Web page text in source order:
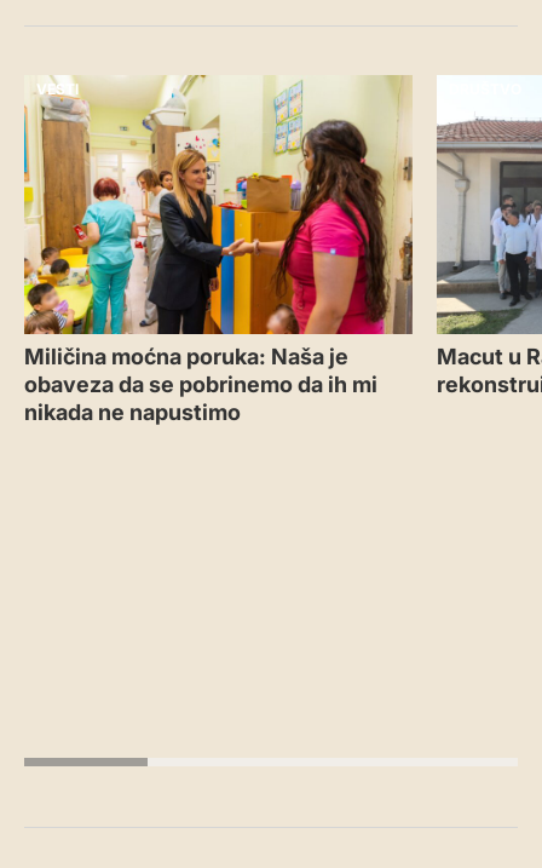
VESTI
Miličina moćna poruka: Naša je
obaveza da se pobrinemo da ih mi
nikada ne napustimo
Macut u